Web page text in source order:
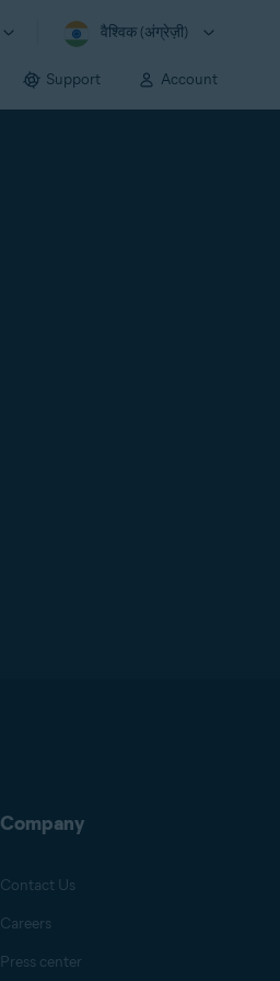
वैश्विक (अंग्रेज़ी)
Support Account
Company
Contact Us
Careers
Press center